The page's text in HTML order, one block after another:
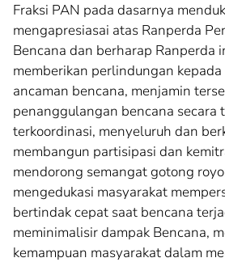
Fraksi PAN pada dasarnya
mengapresiasai atas Ranperda
Bencana dan berharap Ranperda
memberikan perlindungan
ancaman bencana, menjamin
penanggulangan bencana secara
terkoordinasi, menyeluruh dan
membangun partisipasi dan
mendorong semangat gotong
mengedukasi masyarakat
bertindak cepat saat bencana
meminimalisir dampak Bencana,
kemampuan masyarakat dalam